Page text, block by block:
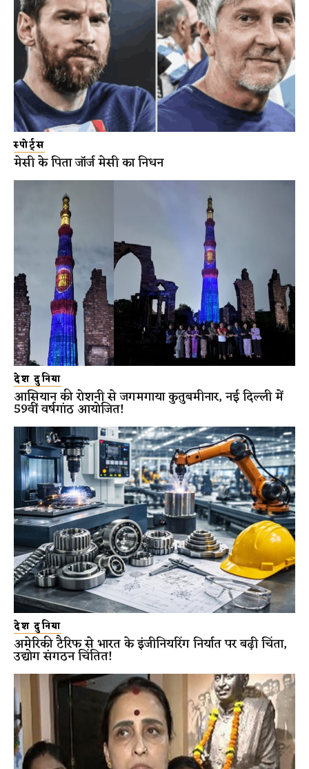
स्पोर्ट्स
मेसी के पिता जॉर्ज मेसी का निधन
देश दुनिया
आसियान की रोशनी से जगमगाया कुतुबमीनार, नई दिल्ली में
59वीं वर्षगांठ आयोजित!
देश दुनिया
अमेरिकी टैरिफ से भारत के इंजीनियरिंग निर्यात पर बढ़ी चिंता,
उद्योग संगठन चिंतित!